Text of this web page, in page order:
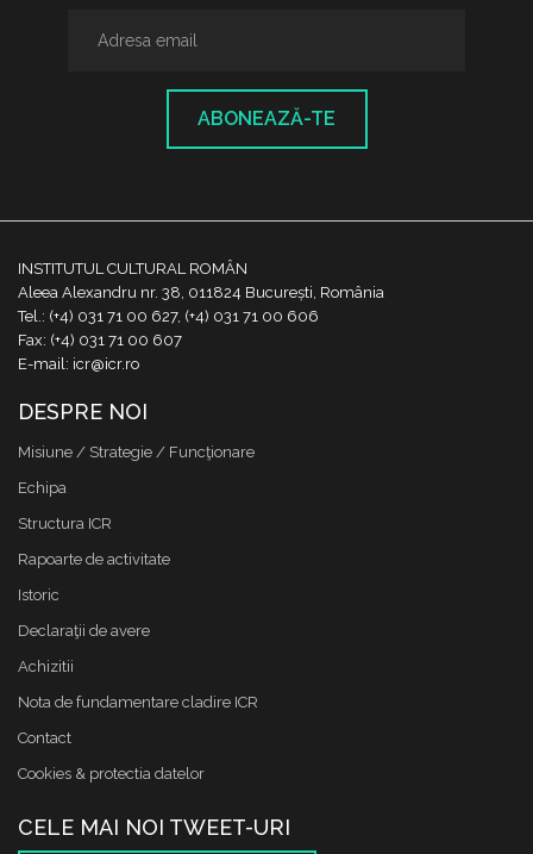
ABONEAZĂ-TE
INSTITUTUL CULTURAL ROMÂN
Aleea Alexandru nr. 38, 011824 București, România
Tel.: (+4) 031 71 00 627, (+4) 031 71 00 606
Fax: (+4) 031 71 00 607
E-mail: icr@icr.ro
DESPRE NOI
Misiune / Strategie / Funcţionare
Echipa
Structura ICR
Rapoarte de activitate
Istoric
Declaraţii de avere
Achizitii
Nota de fundamentare cladire ICR
Contact
Cookies & protectia datelor
CELE MAI NOI TWEET-URI